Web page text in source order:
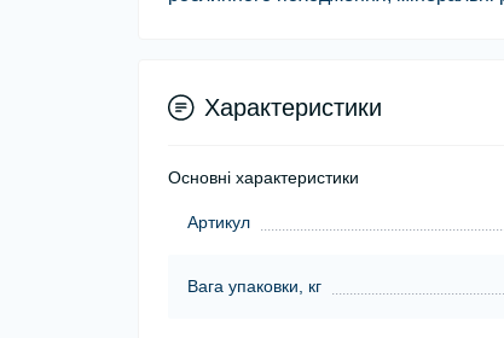
Характеристики
Основні характеристики
Артикул
Вага упаковки, кг